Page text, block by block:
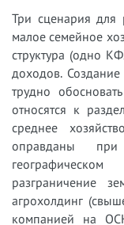
Три сценария для
малое семейное
структура (одно
доходов.
трудно
относятся к
среднее
оправданы
разграничение
агрохолдинг
компанией на